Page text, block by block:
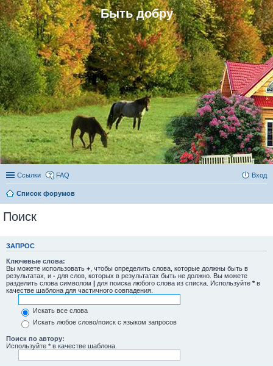
Быть добру
Ссылки FAQ Вход
Список форумов
Поиск
ЗАПРОС
Ключевые слова:
Вы можете использовать + , чтобы определить слова, которые должны быть в
результатах, и - для слов, которых в результатах быть не должно. Вы можете
разделить слова символом | для поиска любого слова из списка. Используйте * в
качестве шаблона для частичного совпадения.
Искать все слова
Искать любое слово/поиск с языком запросов
Поиск по автору:
Используйте * в качестве шаблона.